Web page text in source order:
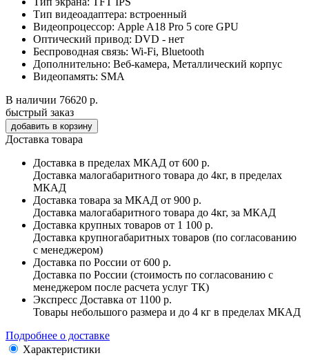
Тип видеоадаптера: встроенный
Видеопроцессор: Apple A18 Pro 5 core GPU
Оптический привод: DVD - нет
Беспроводная связь: Wi-Fi, Bluetooth
Дополнительно: Веб-камера, Металлический корпус
Видеопамять: SMA
В наличии 76620 р.
быстрый заказ
Доставка товара
Доставка в пределах МКАД от 600 р.
Доставка малогабаритного товара до 4кг, в пределах
МКАД
Доставка товара за МКАД от 900 р.
Доставка малогабаритного товара до 4кг, за МКАД
Доставка крупных товаров от 1 100 р.
Доставка крупногабаритных товаров (по согласованию
с менеджером)
Доставка по России от 600 р.
Доставка по России (стоимость по согласованию с
менеджером после расчета услуг ТК)
Экспресс Доставка от 1100 р.
Товары небольшого размера и до 4 кг в пределах МКАД
Подробнее о доставке
Характеристики